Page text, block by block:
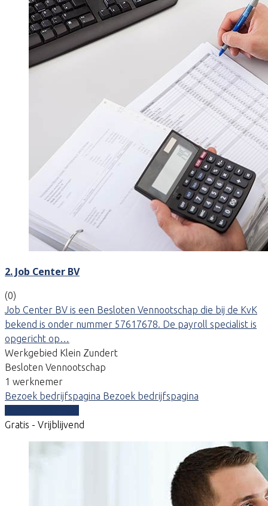
2. Job Center BV
(0)
Job Center BV is een Besloten Vennootschap die bij de KvK
bekend is onder nummer 57617678. De payroll specialist is
opgericht op…
Werkgebied Klein Zundert
Besloten Vennootschap
1 werknemer
Bezoek bedrijfspagina Bezoek bedrijfspagina
Gratis - Vrijblijvend